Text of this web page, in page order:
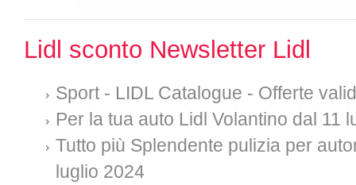
Lidl sconto Newsletter Lidl
Sport - LIDL Catalogue - Offerte
Per la tua auto Lidl Volantino dal 11
Tutto più Splendente pulizia per
luglio 2024